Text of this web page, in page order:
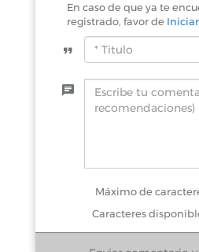
En caso de que ya te
registrado, favor de
Máximo de
Caracteres